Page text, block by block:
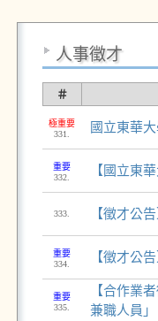
人事徵才
＃
極重要
331.
國立東華
重要
332.
【國立東
333. 【徵才公
重要
334.
【徵才公
重要
335.
【合作業
兼職人員」